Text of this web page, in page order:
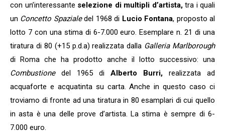
con un’interessante selezione di multipli d’artista,tra i quali
un Concetto Spazialedel 1968 di Lucio Fontana, proposto al
lotto 7 con una stima di 6-7.000 euro. Esemplare n. 21 di una
tiratura di 80 (+15 p.d.a) realizzata dalla Galleria Marlborough
di Roma che ha prodotto anche il lotto successivo: una
Combustionedel 1965 di Alberto Burri, realizzata ad
acquaforte e acquatinta su carta. Anche in questo caso ci
troviamo di fronte ad una tiratura in 80 esamplari di cui quello
in asta è una delle prove d’artista. La stima è sempre di 6-
7.000 euro.